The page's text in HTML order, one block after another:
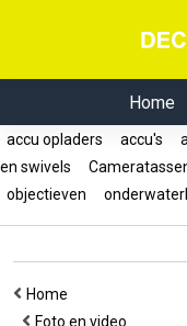
Home
accu opladers accu's
en swivels
objectieven
Home
Foto en video